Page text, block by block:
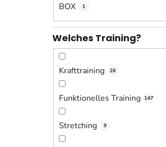
BOX 1
Welches Training?
Krafttraining 26
Funktionelles Training 147
Stretching 9